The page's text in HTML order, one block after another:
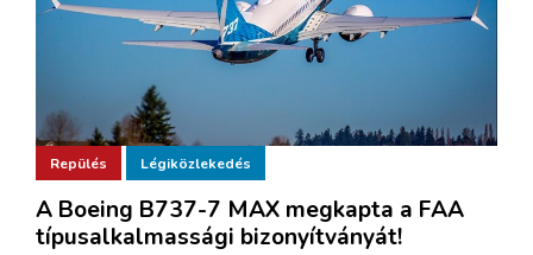
Repülés Légiközlekedés
A Boeing B737-7 MAX megkapta a FAA
típusalkalmassági bizonyítványát!